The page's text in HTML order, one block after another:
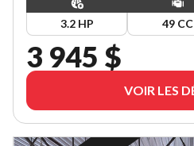
3.2 HP 49 CC
3 945 $
VOIR LES